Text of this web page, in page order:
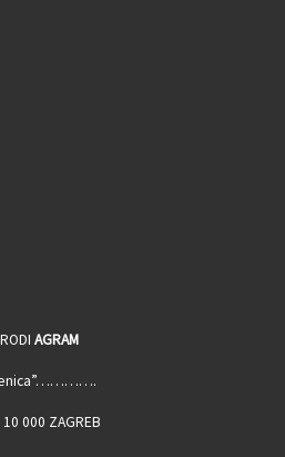
AGRAM
000 ZAGREB